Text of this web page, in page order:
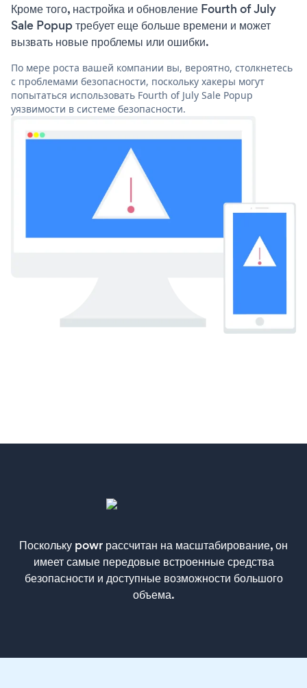
Кроме того, настройка и обновление Fourth of July
Sale Popup требует еще больше времени и может
вызвать новые проблемы или ошибки.
По мере роста вашей компании вы, вероятно, столкнетесь
с проблемами безопасности, поскольку хакеры могут
попытаться использовать Fourth of July Sale Popup
уязвимости в системе безопасности.
Поскольку powr рассчитан на масштабирование, он
имеет самые передовые встроенные средства
безопасности и доступные возможности большого
объема.